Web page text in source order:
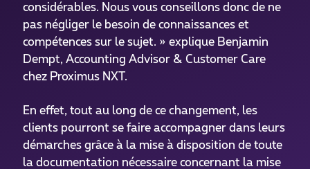
considérables. Nous vous conseillons donc de ne
pas négliger le besoin de connaissances et
compétences sur le sujet. » explique Benjamin
Dempt, Accounting Advisor & Customer Care
chez Proximus NXT.
En effet, tout au long de ce changement, les
clients pourront se faire accompagner dans leurs
démarches grâce à la mise à disposition de toute
la documentation nécessaire concernant la mise